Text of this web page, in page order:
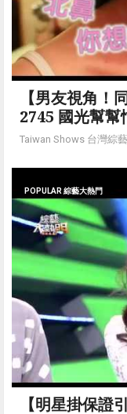
【男友視角！
2745 國光幫幫
Taiwan Shows 台灣綜
POPULAR 綜藝大熱門
【明星掛保證